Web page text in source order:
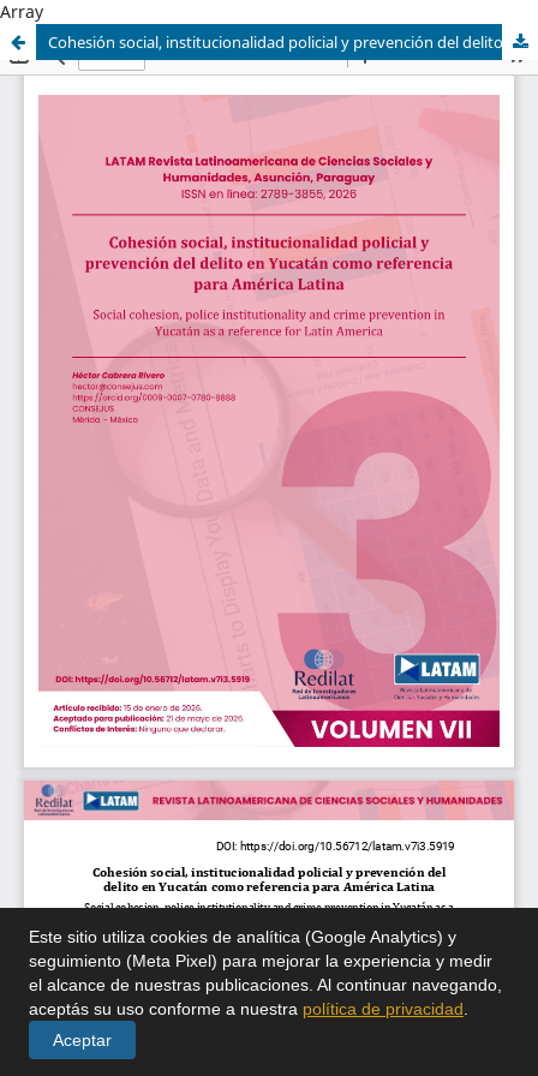
Array
Cohesión social, institucionalidad policial y prevención del delito en Yucatán como referencia para América Latina
Este sitio utiliza cookies de analítica (Google Analytics) y
seguimiento (Meta Pixel) para mejorar la experiencia y medir
el alcance de nuestras publicaciones. Al continuar navegando,
aceptás su uso conforme a nuestra política de privacidad
Aceptar